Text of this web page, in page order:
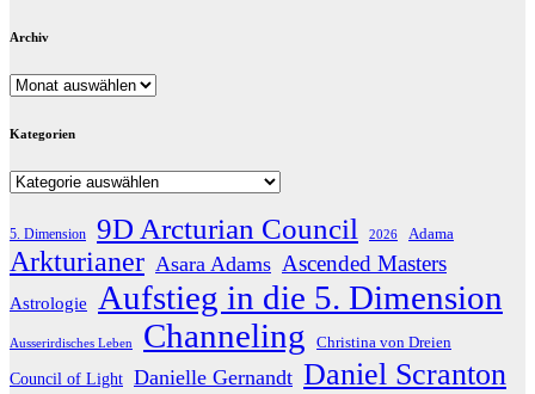
Archiv
Archiv
Kategorien
Kategorien
5. Dimension 9D Arcturian Council 2026 Adama
Arkturianer Asara Adams Ascended Masters
Astrologie Aufstieg in die 5. Dimension
Ausserirdisches Leben Channeling Christina von Dreien
Council of Light Danielle Gernandt Daniel Scranton